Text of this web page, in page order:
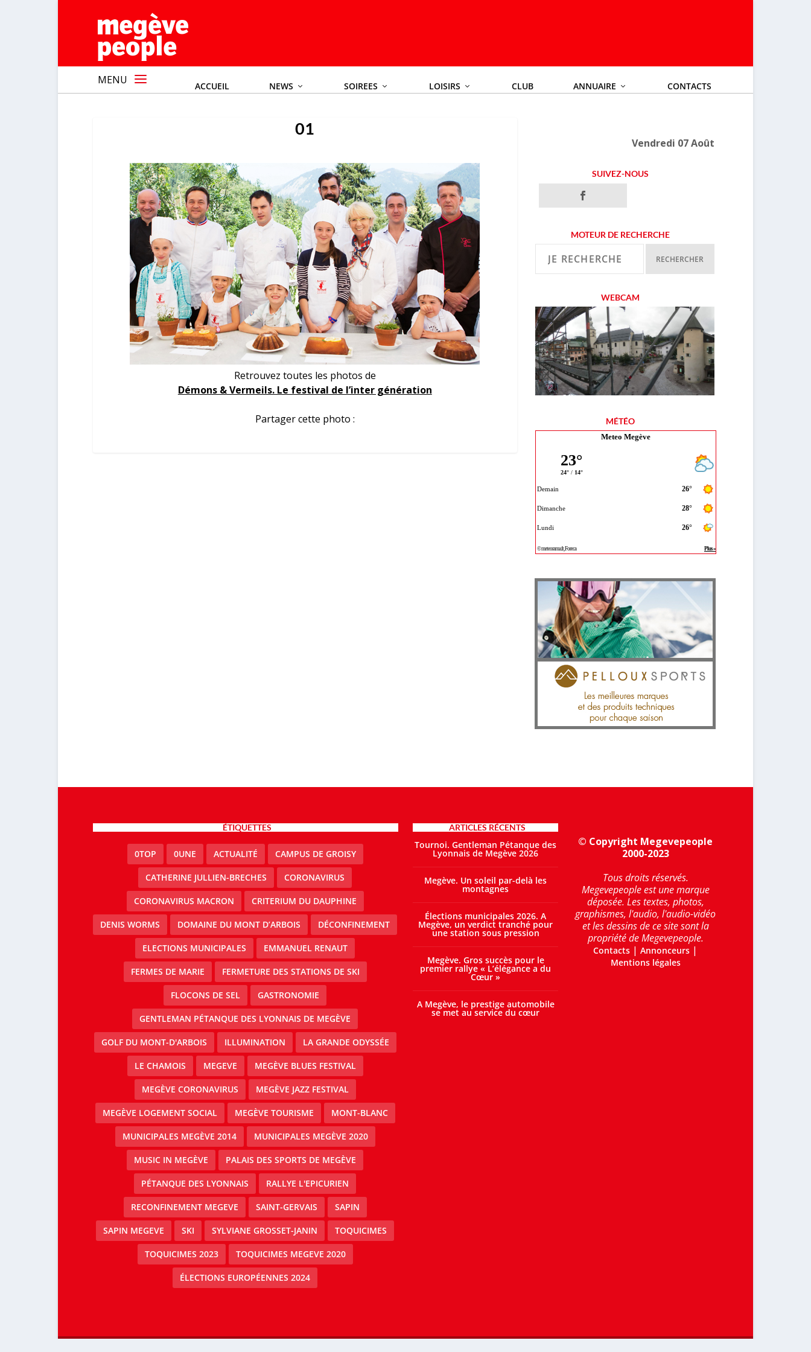
MENU ACCUEIL NEWS SOIREES LOISIRS CLUB ANNUAIRE CONTACTS
01
Retrouvez toutes les photos de
Démons & Vermeils. Le festival de l’inter génération
Partager cette photo :
Vendredi 07 Août
SUIVEZ-NOUS
MOTEUR DE RECHERCHE
WEBCAM
MÉTÉO
Meteo Megève
ÉTIQUETTES
0TOP 0UNE ACTUALITÉ CAMPUS DE GROISY
CATHERINE JULLIEN-BRECHES CORONAVIRUS
CORONAVIRUS MACRON CRITERIUM DU DAUPHINE
DENIS WORMS DOMAINE DU MONT D’ARBOIS DÉCONFINEMENT
ELECTIONS MUNICIPALES EMMANUEL RENAUT
FERMES DE MARIE FERMETURE DES STATIONS DE SKI
FLOCONS DE SEL GASTRONOMIE
GENTLEMAN PÉTANQUE DES LYONNAIS DE MEGÈVE
GOLF DU MONT-D'ARBOIS ILLUMINATION LA GRANDE ODYSSÉE
LE CHAMOIS MEGEVE MEGÈVE BLUES FESTIVAL
MEGÈVE CORONAVIRUS MEGÈVE JAZZ FESTIVAL
MEGÈVE LOGEMENT SOCIAL MEGÈVE TOURISME MONT-BLANC
MUNICIPALES MEGÈVE 2014 MUNICIPALES MEGÈVE 2020
MUSIC IN MEGÈVE PALAIS DES SPORTS DE MEGÈVE
PÉTANQUE DES LYONNAIS RALLYE L'EPICURIEN
RECONFINEMENT MEGEVE SAINT-GERVAIS SAPIN
SAPIN MEGEVE SKI SYLVIANE GROSSET-JANIN TOQUICIMES
TOQUICIMES 2023 TOQUICIMES MEGEVE 2020
ÉLECTIONS EUROPÉENNES 2024
ARTICLES RÉCENTS
Tournoi. Gentleman Pétanque des
Lyonnais de Megève 2026
Megève. Un soleil par-delà les
montagnes
Élections municipales 2026. A
Megève, un verdict tranché pour
une station sous pression
Megève. Gros succès pour le
premier rallye « L’élégance a du
Cœur »
A Megève, le prestige automobile
se met au service du cœur
© Copyright Megevepeople
2000-2023
Tous droits réservés.
Megevepeople est une marque
déposée. Les textes, photos,
graphismes, l'audio, l'audio-vidéo
et les dessins de ce site sont la
propriété de Megevepeople.
Contacts |Annonceurs |
Mentions légales